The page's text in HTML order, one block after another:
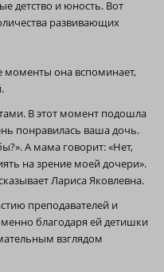
детство и юность. Вот
развивающих
моменты она вспоминает,
В этот момент подошла
понравилась ваша дочь.
А мама говорит: «Нет,
на зрение моей дочери».
Лариса Яковлевна.
преподавателей и
благодаря ей детишки
взглядом